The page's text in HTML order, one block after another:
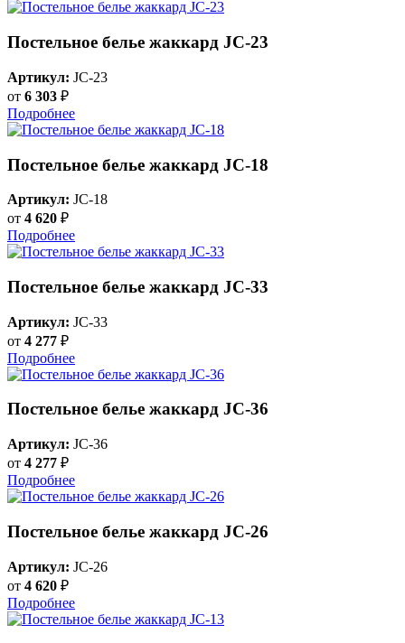
Постельное белье жаккард JC-23
Артикул: JC-23
от 6 303 ₽
Подробнее
Постельное белье жаккард JC-18
Артикул: JC-18
от 4 620 ₽
Подробнее
Постельное белье жаккард JC-33
Артикул: JC-33
от 4 277 ₽
Подробнее
Постельное белье жаккард JC-36
Артикул: JC-36
от 4 277 ₽
Подробнее
Постельное белье жаккард JC-26
Артикул: JC-26
от 4 620 ₽
Подробнее